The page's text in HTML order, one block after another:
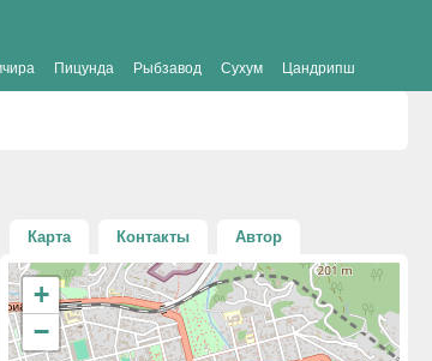
Пицунда Рыбзавод Сухум Цандрипш
Карта Контакты Автор
+
−